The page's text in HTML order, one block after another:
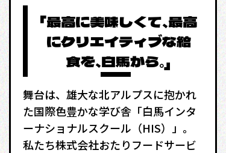
「最高に美味しくて、最高
にクリエイティブな給
食を、白馬から。」
舞台は、雄大な北アルプスに抱かれ
た国際色豊かな学び舎「白馬インタ
ーナショナルスクール（HIS）」。
私たち株式会社おたりフードサービ